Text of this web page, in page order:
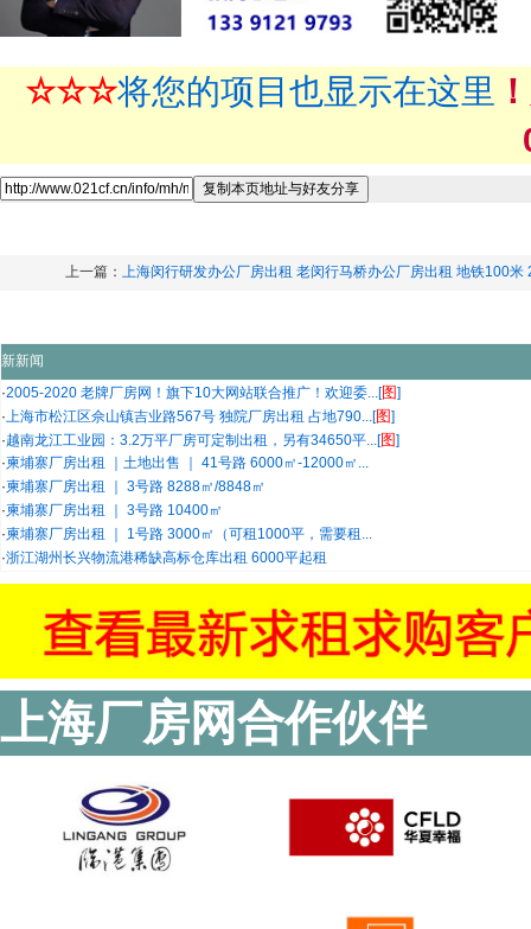
☆☆☆将您的项目也显示在这里
上一篇： 上海闵行研发办公厂房出租 老闵行马桥办公厂房出租 地铁100米
新新闻
·2005-2020 老牌厂房网！旗下10大网站联合推广！欢迎委...[图]
·上海市松江区佘山镇吉业路567号 独院厂房出租 占地790...[图]
·越南龙江工业园：3.2万平厂房可定制出租，另有34650平...[图]
·柬埔寨厂房出租 ｜土地出售 ｜ 41号路 6000㎡-12000㎡...
·柬埔寨厂房出租 ｜ 3号路 8288㎡/8848㎡
·柬埔寨厂房出租 ｜ 3号路 10400㎡
·柬埔寨厂房出租 ｜ 1号路 3000㎡（可租1000平，需要租...
·浙江湖州长兴物流港稀缺高标仓库出租 6000平起租
上海厂房网合作伙伴